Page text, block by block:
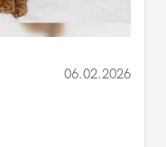
06.02.2026